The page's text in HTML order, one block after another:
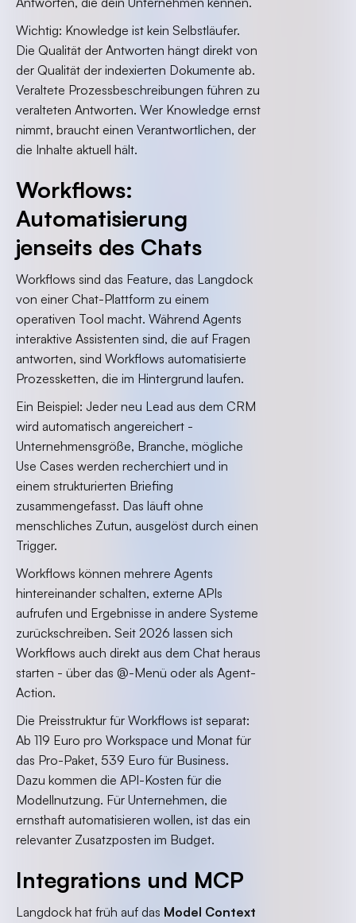
Wichtig: Knowledge ist kein Selbstläufer.
Die Qualität der Antworten hängt direkt von
der Qualität der indexierten Dokumente ab.
Veraltete Prozessbeschreibungen führen zu
veralteten Antworten. Wer Knowledge ernst
nimmt, braucht einen Verantwortlichen, der
die Inhalte aktuell hält.
Workflows:
Automatisierung
jenseits des Chats
Workflows sind das Feature, das Langdock
von einer Chat-Plattform zu einem
operativen Tool macht. Während Agents
interaktive Assistenten sind, die auf Fragen
antworten, sind Workflows automatisierte
Prozessketten, die im Hintergrund laufen.
Ein Beispiel: Jeder neu Lead aus dem CRM
wird automatisch angereichert -
Unternehmensgröße, Branche, mögliche
Use Cases werden recherchiert und in
einem strukturierten Briefing
zusammengefasst. Das läuft ohne
menschliches Zutun, ausgelöst durch einen
Trigger.
Workflows können mehrere Agents
hintereinander schalten, externe APIs
aufrufen und Ergebnisse in andere Systeme
zurückschreiben. Seit 2026 lassen sich
Workflows auch direkt aus dem Chat heraus
starten - über das @-Menü oder als Agent-
Action.
Die Preisstruktur für Workflows ist separat:
Ab 119 Euro pro Workspace und Monat für
das Pro-Paket, 539 Euro für Business.
Dazu kommen die API-Kosten für die
Modellnutzung. Für Unternehmen, die
ernsthaft automatisieren wollen, ist das ein
relevanter Zusatzposten im Budget.
Integrations und MCP
Langdock hat früh auf das Model Context